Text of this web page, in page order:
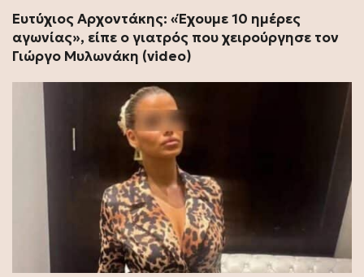
Ευτύχιος Αρχοντάκης: «Έχουμε 10 ημέρες
αγωνίας», είπε ο γιατρός που χειρούργησε τον
Γιώργο Μυλωνάκη (video)